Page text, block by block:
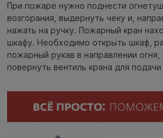
При пожаре нужно поднести
возгорания, выдернуть чеку и,
нажать на ручку. Пожарный кран
шкафу. Необходимо открыть шкаф,
пожарный рукав в направлении огня,
повернуть вентиль крана для